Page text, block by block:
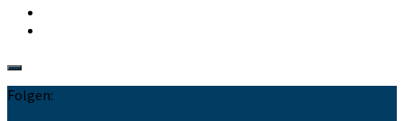
Folgen: